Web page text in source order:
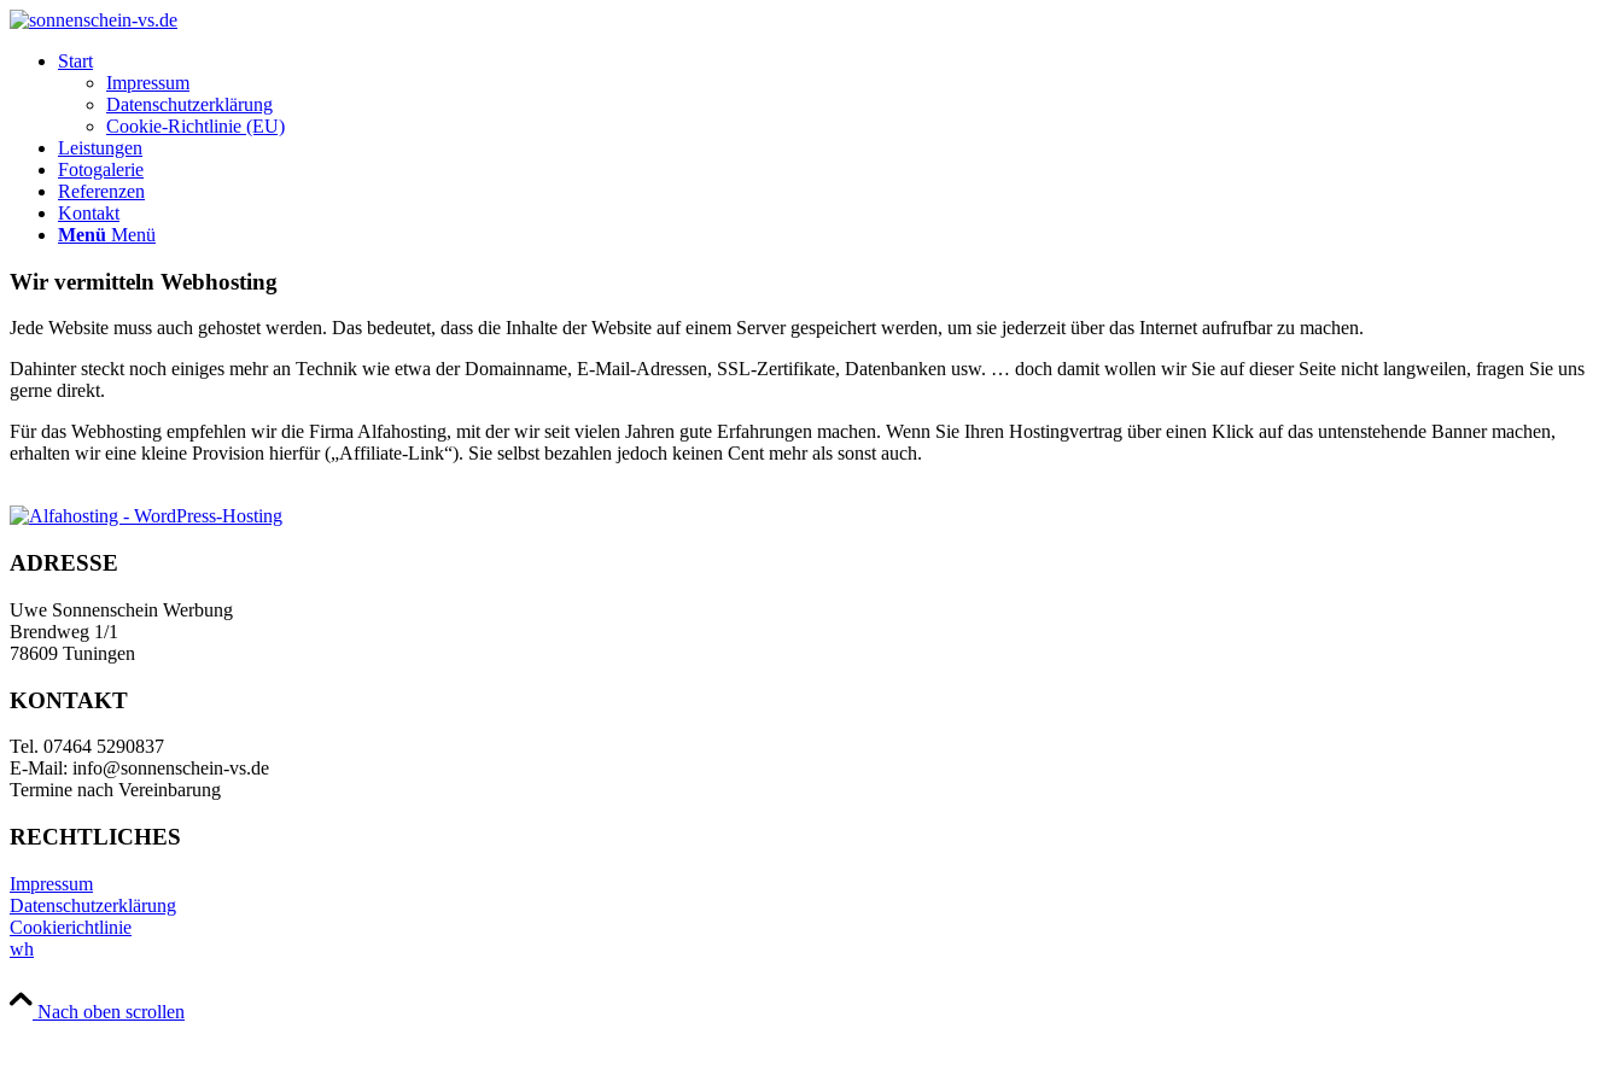
Start
Impressum
Datenschutzerklärung
Cookie-Richtlinie (EU)
Leistungen
Fotogalerie
Referenzen
Kontakt
Menü Menü
Wir vermitteln Webhosting
Jede Website muss auch gehostet werden. Das bedeutet, dass die Inhalte der Website auf einem Server gespeichert werden, um sie jederzeit über das Internet aufrufbar zu machen.
Dahinter steckt noch einiges mehr an Technik wie etwa der Domainname, E-Mail-Adressen, SSL-Zertifikate, Datenbanken usw. … doch damit wollen wir Sie auf dieser Seite nicht langweilen, fragen Sie uns
gerne direkt.
Für das Webhosting empfehlen wir die Firma Alfahosting, mit der wir seit vielen Jahren gute Erfahrungen machen. Wenn Sie Ihren Hostingvertrag über einen Klick auf das untenstehende Banner machen,
erhalten wir eine kleine Provision hierfür („Affiliate-Link“). Sie selbst bezahlen jedoch keinen Cent mehr als sonst auch.
ADRESSE
Uwe Sonnenschein Werbung
Brendweg 1/1
78609 Tuningen
KONTAKT
Tel. 07464 5290837
E-Mail: info@sonnenschein-vs.de
Termine nach Vereinbarung
RECHTLICHES
Impressum
Datenschutzerklärung
Cookierichtlinie
wh
Nach oben scrollen